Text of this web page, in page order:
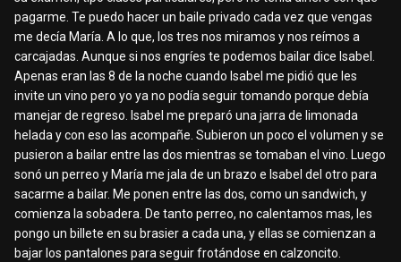
pagarme. Te puedo hacer un baile privado cada vez que vengas
me decía María. A lo que, los tres nos miramos y nos reímos a
carcajadas. Aunque si nos engríes te podemos bailar dice Isabel.
Apenas eran las 8 de la noche cuando Isabel me pidió que les
invite un vino pero yo ya no podía seguir tomando porque debía
manejar de regreso. Isabel me preparó una jarra de limonada
helada y con eso las acompañe. Subieron un poco el volumen y se
pusieron a bailar entre las dos mientras se tomaban el vino. Luego
sonó un perreo y María me jala de un brazo e Isabel del otro para
sacarme a bailar. Me ponen entre las dos, como un sandwich, y
comienza la sobadera. De tanto perreo, no calentamos mas, les
pongo un billete en su brasier a cada una, y ellas se comienzan a
bajar los pantalones para seguir frotándose en calzoncito.